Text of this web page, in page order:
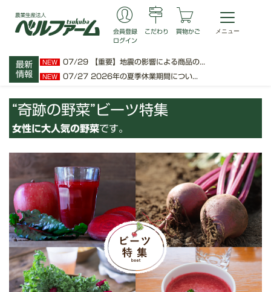
最新
情報
NEW 07/29 【重要】地震の影響による商品の...
NEW 07/27 2026年の夏季休業期間につい...
会員登録
ログイン
こだわり 買物かご
“奇跡の野菜”ビーツ特集
女性に大人気の野菜です。